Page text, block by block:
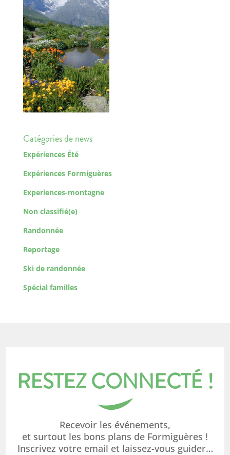
Catégories de news
Expériences Été
Expériences Formiguères
Experiences-montagne
Non classifié(e)
Randonnée
Reportage
Ski de randonnée
Spécial familles
RESTEZ CONNECTÉ !
Recevoir les événements,
et surtout les bons plans de Formiguères !
Inscrivez votre email et laissez-vous guider…